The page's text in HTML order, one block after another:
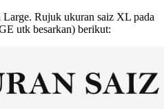
Rujuk ukuran saiz XL pada
utk besarkan) berikut: